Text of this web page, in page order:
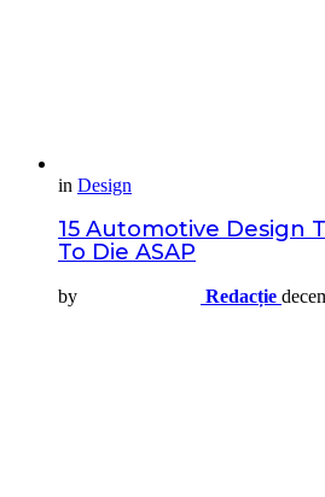
in Design
15 Automotive Design
To Die ASAP
by Redacție